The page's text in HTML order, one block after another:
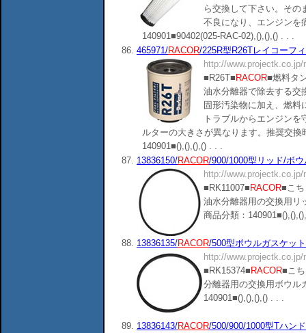
ら交換して下さい。その
不良になり、エンジンを
140901■90402(025-RAC-02),(),(),() . . .
86. 465971/RACOR/225R型R26Tレイコーフ
http://
■R26T■ RACOR■燃料タ
油水分離器で除去する交
固形汚染物に加え、燃料
トラブルからエンジン
ルターの大きさが異なります。推奨交
140901■(),(),(),() . . .
87. 13836150/RACOR/900/1000型リッド/ボ
http://
■RK11007■ RACOR■こ
油水分離器用の交換用リ
商品分類：
88. 13836135/RACOR/500型ボウルガスケッ
http://
■RK15374■ RACOR■こ
分離器用の交換用ボウル
140901■(),(),(),() . . .
89. 13836143/RACOR/500/900/1000型Tハン